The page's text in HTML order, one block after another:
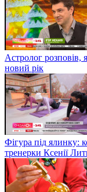
Астролог розповів,
новий рік
Фігура під ялинку:
тренерки Ксенії